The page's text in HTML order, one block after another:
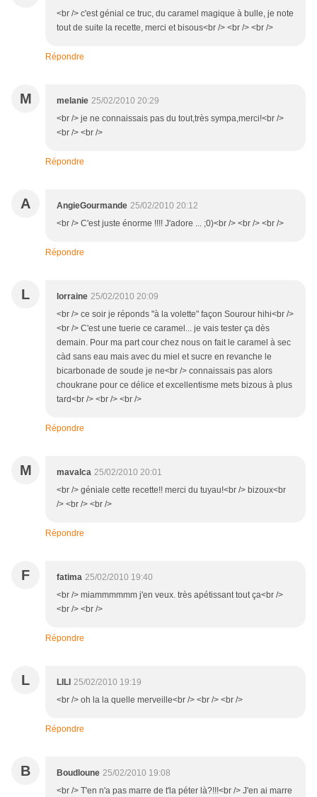
<br /> c'est génial ce truc, du caramel magique à bulle, je note
tout de suite la recette, merci et bisous<br /> <br /> <br />
Répondre
M melanie 25/02/2010 20:29
<br /> je ne connaissais pas du tout,très sympa,merci!<br />
<br /> <br />
Répondre
A AngieGourmande 25/02/2010 20:12
<br /> C'est juste énorme !!!! J'adore ... ;0)<br /> <br /> <br />
Répondre
L lorraine 25/02/2010 20:09
<br /> ce soir je réponds "à la volette" façon Sourour hihi<br />
<br /> C'est une tuerie ce caramel... je vais tester ça dès
demain. Pour ma part cour chez nous on fait le caramel à sec
càd sans eau mais avec du miel et sucre en revanche le
bicarbonade de soude je ne<br /> connaissais pas alors
choukrane pour ce délice et excellentisme mets bizous à plus
tard<br /> <br /> <br />
Répondre
M mavalca 25/02/2010 20:01
<br /> géniale cette recette!! merci du tuyau!<br /> bizoux<br
/> <br /> <br />
Répondre
F fatima 25/02/2010 19:40
<br /> miammmmmm j'en veux. très apétissant tout ça<br />
<br /> <br />
Répondre
L LILI 25/02/2010 19:19
<br /> oh la la quelle merveille<br /> <br /> <br />
Répondre
B Boudloune 25/02/2010 19:08
<br /> T'en n'a pas marre de t'la péter là?!!!<br /> J'en ai marre